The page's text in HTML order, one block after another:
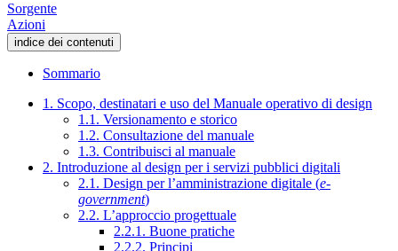
Sorgente
Azioni
indice dei contenuti
Sommario
1. Scopo, destinatari e uso del Manuale operativo di design
1.1. Versionamento e storico
1.2. Consultazione del manuale
1.3. Contribuisci al manuale
2. Introduzione al design per i servizi pubblici digitali
2.1. Design per l’amministrazione digitale (e-
government)
2.2. L’approccio progettuale
2.2.1. Buone pratiche
2.2.2. Principi